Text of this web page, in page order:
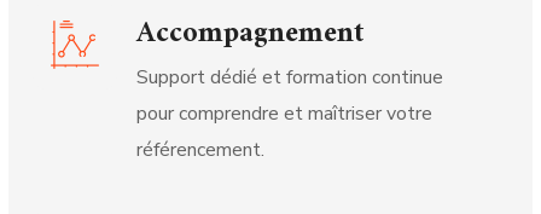
Accompagnement
Support dédié et formation continue
pour comprendre et maîtriser votre
référencement.